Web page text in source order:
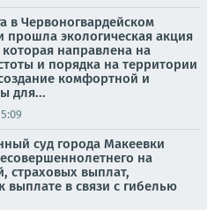
в Червоногвардейском
прошла экологическая акция
направлена на
и порядка на территории
комфортной и
для...
суд города Макеевки
на
страховых выплат,
выплате в связи с гибелью